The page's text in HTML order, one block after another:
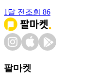
1달 전 조회 86
팔마켓